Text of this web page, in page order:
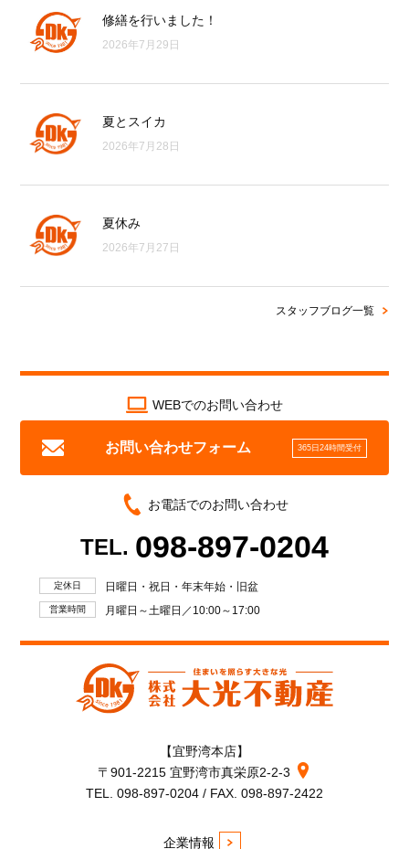
修繕を行いました！
2026年7月29日
夏とスイカ
2026年7月28日
夏休み
2026年7月27日
スタッフブログ一覧
WEBでのお問い合わせ
お問い合わせフォーム 365日24時間受付
お電話でのお問い合わせ
TEL. 098-897-0204
定休日 日曜日・祝日・年末年始・旧盆
営業時間 月曜日～土曜日／10:00～17:00
【宜野湾本店】
〒901-2215 宜野湾市真栄原2-2-3
TEL. 098-897-0204 / FAX. 098-897-2422
企業情報